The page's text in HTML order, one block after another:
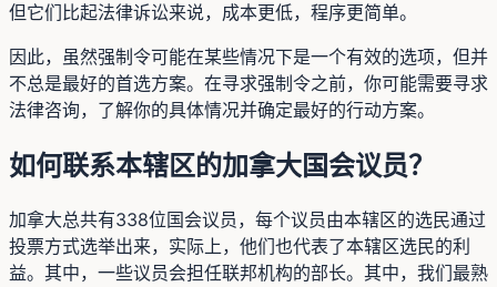
但它们比起法律诉讼来说，成本更低，程序更简单。
因此，虽然强制令可能在某些情况下是一个有效的选项，但并
不总是最好的首选方案。在寻求强制令之前，你可能需要寻求
法律咨询，了解你的具体情况并确定最好的行动方案。
如何联系本辖区的加拿大国会议员？
加拿大总共有338位国会议员，每个议员由本辖区的选民通过
投票方式选举出来，实际上，他们也代表了本辖区选民的利
益。其中，一些议员会担任联邦机构的部长。其中，我们最熟